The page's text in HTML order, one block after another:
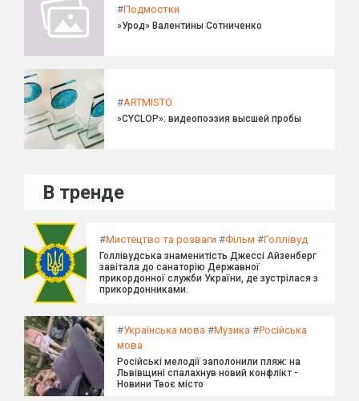
#Подмостки
»Урод» Валентины Сотниченко
#ARTMISTO
»CYCLOP»: видеопоэзия высшей пробы
В тренде
#Мистецтво та розваги #Фільм #Голлівуд
Голлівудська знаменитість Джессі Айзенберг
завітала до санаторію Державної
прикордонної служби України, де зустрілася з
прикордонниками.
#Українська мова #Музика #Російська
мова
Російські мелодії заполонили пляж: на
Львівщині спалахнув новий конфлікт -
Новини Твоє місто